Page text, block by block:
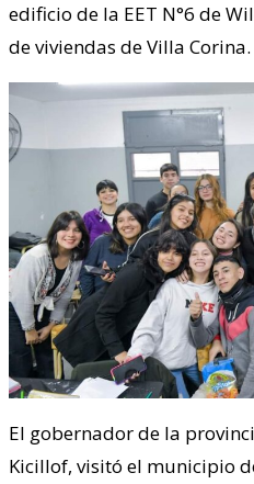
edificio de la EET N°6 de
de viviendas de Villa Corina.
El gobernador de la
Kicillof, visitó el municipio